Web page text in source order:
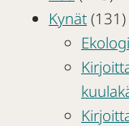
Kynät (131)